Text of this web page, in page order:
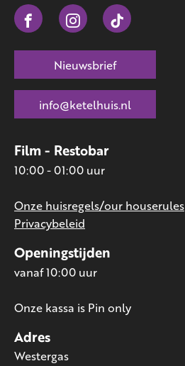
Adres
Westergas
Openingstijden
vanaf 10:00 uur
Onze kassa is Pin only
Film - Restobar
10:00 - 01:00 uur
Onze huisregels/our houserules
Privacybeleid
Nieuwsbrief
info@ketelhuis.nl